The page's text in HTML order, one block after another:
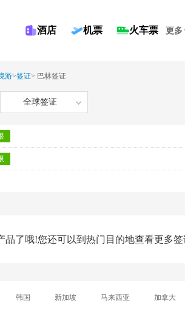
酒店 机票 火车票 更多
游>签证> 巴林签证
全球签证
品了哦!您还可以到热门目的地查看更多
韩国 新加坡 马来西亚 加拿大